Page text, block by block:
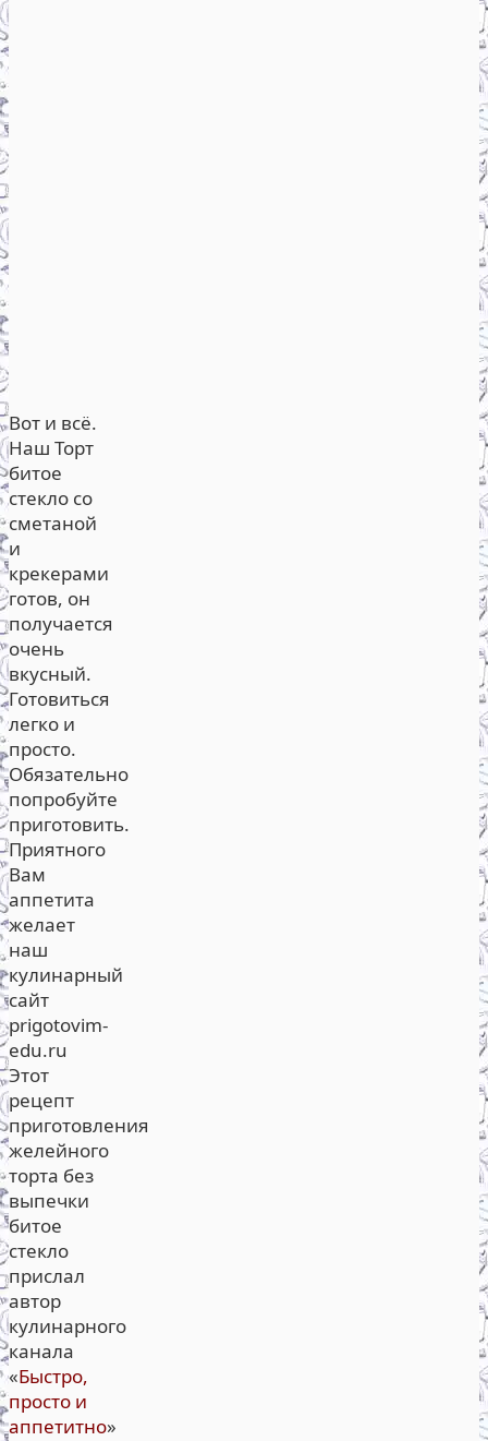
Вот и всё.
Наш Торт
битое
стекло со
сметаной
и
крекерами
готов, он
получается
очень
вкусный.
Готовиться
легко и
просто.
Обязательно
попробуйте
приготовить.
Приятного
Вам
аппетита
желает
наш
кулинарный
сайт
prigotovim-
edu.ru
Этот
рецепт
приготовления
желейного
торта без
выпечки
битое
стекло
прислал
автор
кулинарного
канала
«Быстро,
просто и
аппетитно»